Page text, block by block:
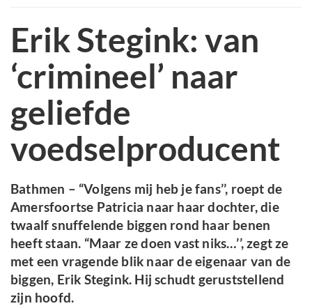
Erik Stegink: van
‘crimineel’ naar
geliefde
voedselproducent
Bathmen – “Volgens mij heb je fans’’, roept de
Amersfoortse Patricia naar haar dochter, die
twaalf snuffelende biggen rond haar benen
heeft staan. “Maar ze doen vast niks…’’, zegt ze
met een vragende blik naar de eigenaar van de
biggen, Erik Stegink. Hij schudt geruststellend
zijn hoofd.